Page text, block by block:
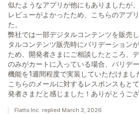
似たようなアプリが他にもありましたが
レビューがよかったため、こちらのアプ
た。
弊社では一部デジタルコンテンツを販売
タルコンテンツ販売時にバリデーション
ため、開発者さまにご相談したところ、
のみがカートに入っている場合、バリデ
機能を1週間程度で実装していただけまし
こちらのメールに対するレスポンスもと
発者さまだと感じました！ありがとうござ
Flatto Inc. replied March 3, 2026